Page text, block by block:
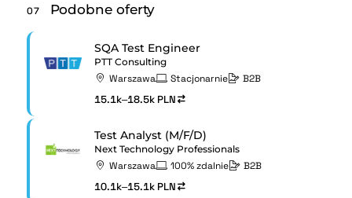
07 Podobne oferty
SQA Test Engineer
PTT Consulting
Warszawa Stacjonarnie B2B
15.1k–18.5k PLN
Test Analyst (M/F/D)
Next Technology Professionals
Warszawa 100% zdalnie B2B
10.1k–15.1k PLN